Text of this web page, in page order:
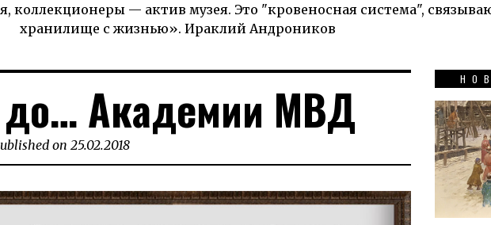
коллекционеры — актив музея. Это "кровеносная система",
хранилище с жизнью». Ираклий Андроников
Академии МВД
on 25.02.201825.02.2018